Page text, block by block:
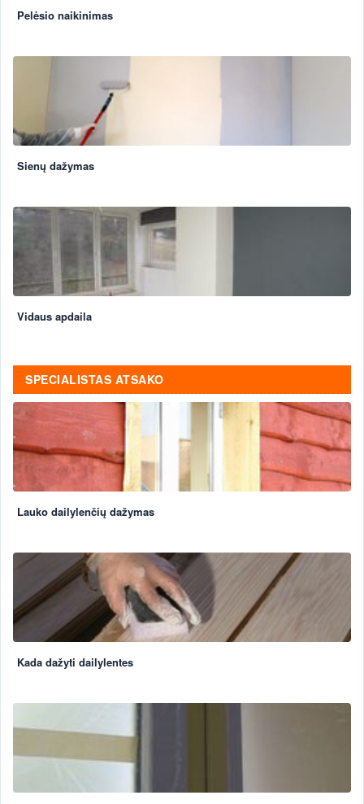
Pelėsio naikinimas
Sienų dažymas
Vidaus apdaila
SPECIALISTAS ATSAKO
Lauko dailylenčių dažymas
Kada dažyti dailylentes